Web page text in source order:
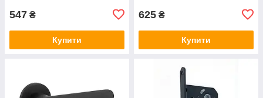
547 ₴
Купити
625 ₴
Купити